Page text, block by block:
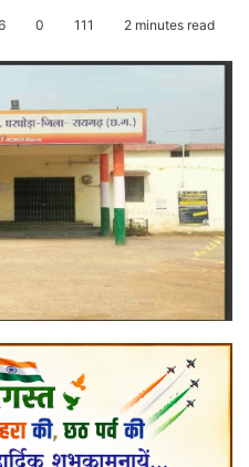
0 111 2 minutes read